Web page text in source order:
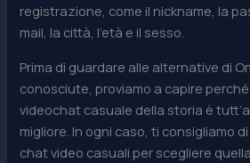
registrazione, come il nickname, la
mail, la città, l'età e il sesso.
Prima di guardare alle alternative di
conosciute, proviamo a capire
videochat casuale della storia è
migliore. In ogni caso, ti consigliamo
chat video casuali per scegliere